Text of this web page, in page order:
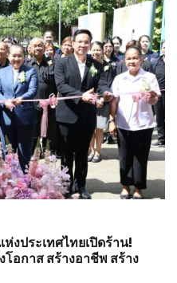
งประเทศไทยเปิดร้าน!
อกาส สร้างอาชีพ สร้าง